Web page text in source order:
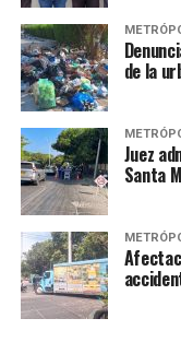
de la
Juez
Santa